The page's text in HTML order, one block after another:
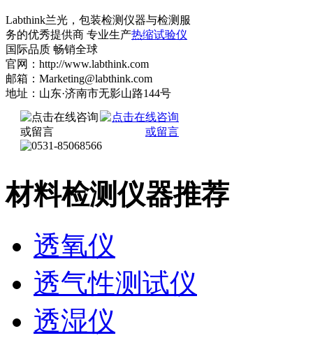
Labthink兰光，包装检测仪器与检测服
务的优秀提供商 专业生产热缩试验仪
国际品质 畅销全球
官网：http://www.labthink.com
邮箱：Marketing@labthink.com
地址：山东·济南市无影山路144号
材料检测仪器推荐
透氧仪
透气性测试仪
透湿仪